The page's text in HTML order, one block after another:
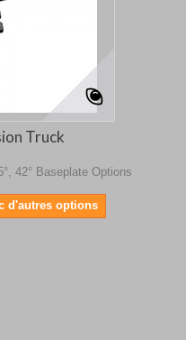
Truck
42° Baseplate Options
d'autres options